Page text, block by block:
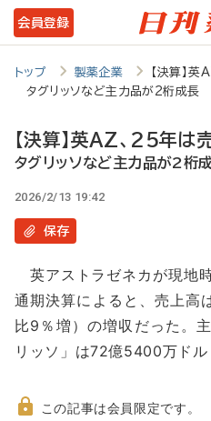
メ
イ
テ
ツ
に
動
会員登録
トップ 製薬企業
【決算】
タグリッソなど主力品が2桁成長
【決算】英AZ、25年
タグリッソなど主力品が2桁
2026/2/13 19:42
保存
英アストラゼネカが現地
通期決算によると、売上
比9％増）の増収だった。
リッソ」は72億5400万ド
この記事は会員限定です。